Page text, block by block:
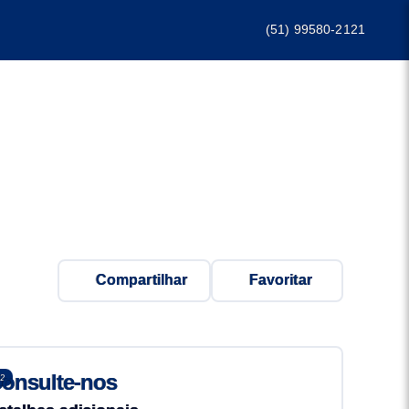
(51) 99580-2121
Compartilhar Favoritar
nos